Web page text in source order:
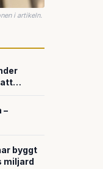
i artikeln.
–
byggt
miljard